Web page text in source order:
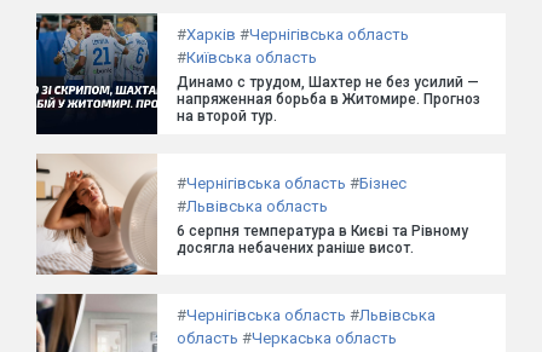
#Харків #Чернігівська область
#Київська область
Динамо с трудом, Шахтер не без усилий —
напряженная борьба в Житомире. Прогноз
на второй тур.
#Чернігівська область #Бізнес
#Львівська область
6 серпня температура в Києві та Рівному
досягла небачених раніше висот.
#Чернігівська область #Львівська
область #Черкаська область